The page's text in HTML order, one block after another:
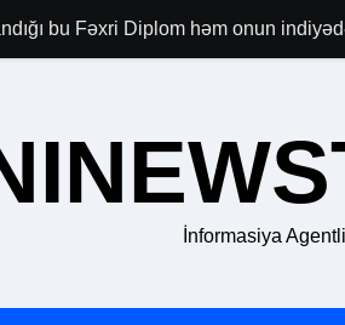
bu Fəxri Diplom həm onun
düşüncəsini fəlsəfi baxışlarla
Gülbadə Abdullayeva ilə
İnformasiya